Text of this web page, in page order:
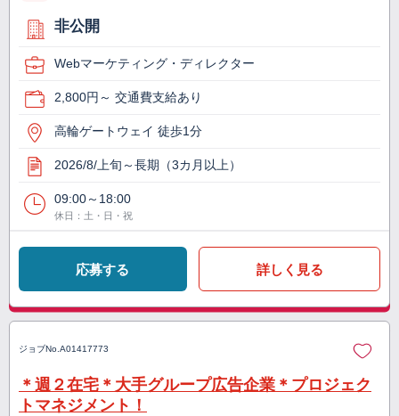
非公開
Webマーケティング・ディレクター
2,800円～ 交通費支給あり
高輪ゲートウェイ 徒歩1分
2026/8/上旬～長期（3カ月以上）
09:00～18:00
休日：土・日・祝
応募する 詳しく見る
ジョブNo. A01417773
＊週２在宅＊大手グループ広告企業＊プロジェク
トマネジメント！